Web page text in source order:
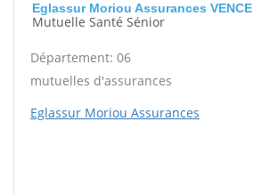
Eglassur Moriou Assurances VENCE
Mutuelle Santé Sénior
Département: 06
mutuelles d'assurances
Eglassur Moriou Assurances